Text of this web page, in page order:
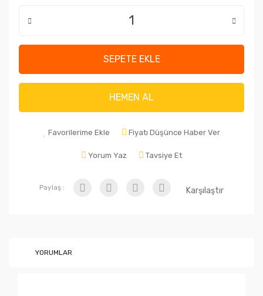
SEPETE EKLE
HEMEN AL
Favorilerime Ekle Fiyatı Düşünce Haber Ver
Yorum Yaz Tavsiye Et
Paylaş : Karşılaştır
YORUMLAR